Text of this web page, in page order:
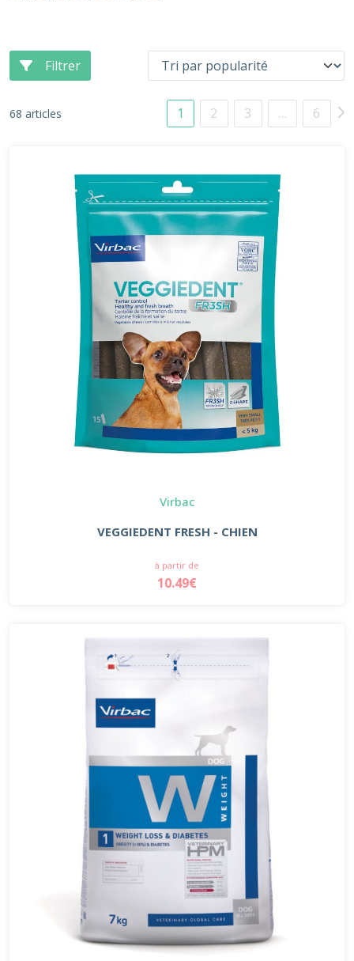
Filtrer
68 articles 1 2 3 … 6
Virbac
VEGGIEDENT FRESH - CHIEN
à partir de
10.49€